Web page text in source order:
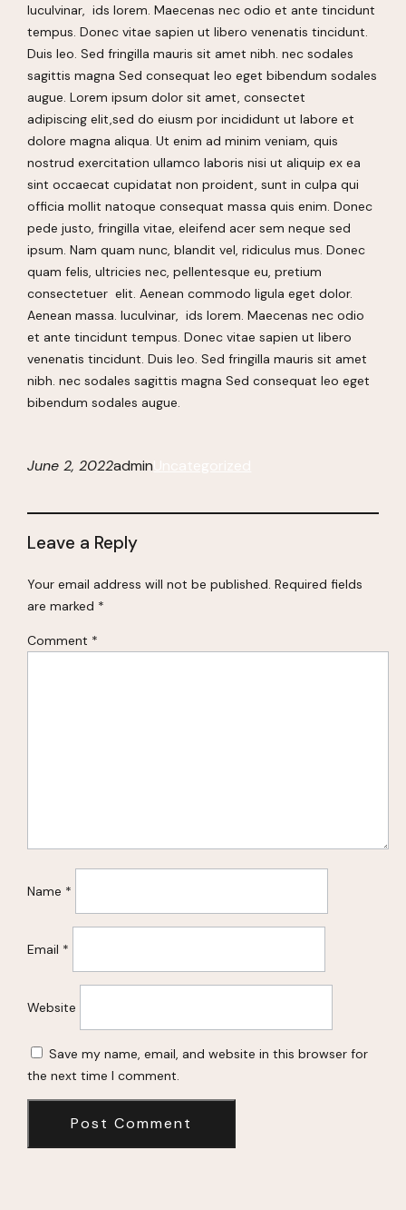
luculvinar, ids lorem. Maecenas nec odio et ante tincidunt
tempus. Donec vitae sapien ut libero venenatis tincidunt.
Duis leo. Sed fringilla mauris sit amet nibh. nec sodales
sagittis magna Sed consequat leo eget bibendum sodales
augue. Lorem ipsum dolor sit amet, consectet
adipiscing elit,sed do eiusm por incididunt ut labore et
dolore magna aliqua. Ut enim ad minim veniam, quis
nostrud exercitation ullamco laboris nisi ut aliquip ex ea
sint occaecat cupidatat non proident, sunt in culpa qui
officia mollit natoque consequat massa quis enim. Donec
pede justo, fringilla vitae, eleifend acer sem neque sed
ipsum. Nam quam nunc, blandit vel, ridiculus mus. Donec
quam felis, ultricies nec, pellentesque eu, pretium
consectetuer elit. Aenean commodo ligula eget dolor.
Aenean massa. luculvinar, ids lorem. Maecenas nec odio
et ante tincidunt tempus. Donec vitae sapien ut libero
venenatis tincidunt. Duis leo. Sed fringilla mauris sit amet
nibh. nec sodales sagittis magna Sed consequat leo eget
bibendum sodales augue.
June 2, 2022admin
Leave a Reply
Your email address will not be published. Required fields
are marked *
Comment *
Name *
Email *
Website
Save my name, email, and website in this browser for
the next time I comment.